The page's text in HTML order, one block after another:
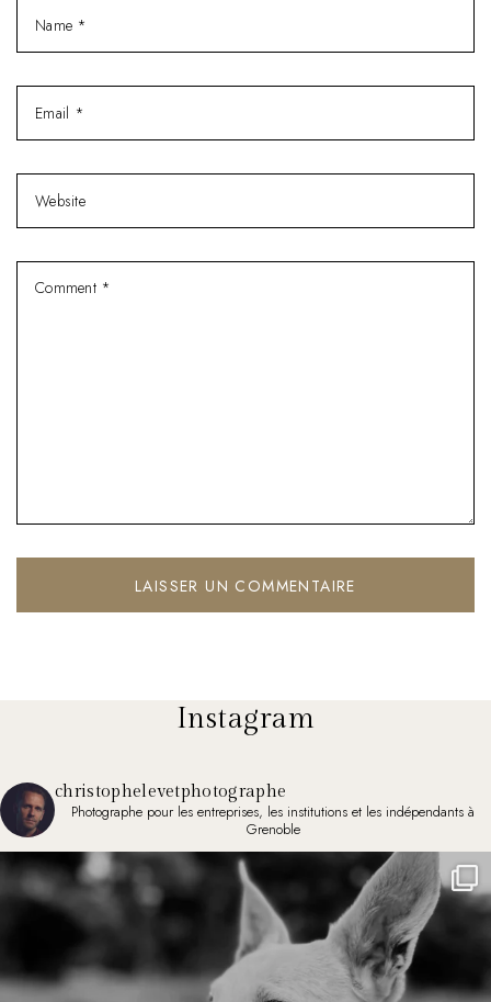
Instagram
christophelevetphotographe
Photographe pour les entreprises, les institutions et les indépendants à
Grenoble